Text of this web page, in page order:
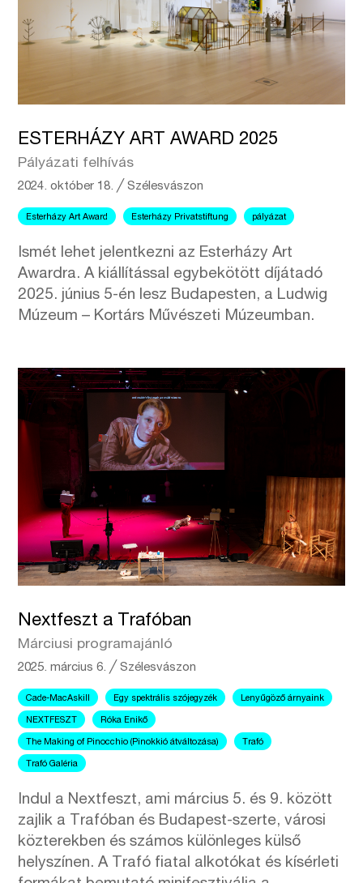
ESTERHÁZY ART AWARD 2025
Pályázati felhívás
2024. október 18. ╱Szélesvászon
Esterházy Art Award Esterházy Privatstiftung pályázat
Ismét lehet jelentkezni az Esterházy Art
Awardra. A kiállítással egybekötött díjátadó
2025. június 5-én lesz Budapesten, a Ludwig
Múzeum – Kortárs Művészeti Múzeumban.
Nextfeszt a Trafóban
Márciusi programajánló
2025. március 6. ╱Szélesvászon
Cade-MacAskill Egy spektrális szójegyzék Lenyűgöző árnyaink
NEXTFESZT Róka Enikő
The Making of Pinocchio (Pinokkió átváltozása) Trafó
Trafó Galéria
Indul a Nextfeszt, ami március 5. és 9. között
zajlik a Trafóban és Budapest-szerte, városi
közterekben és számos különleges külső
helyszínen. A Trafó fiatal alkotókat és kísérleti